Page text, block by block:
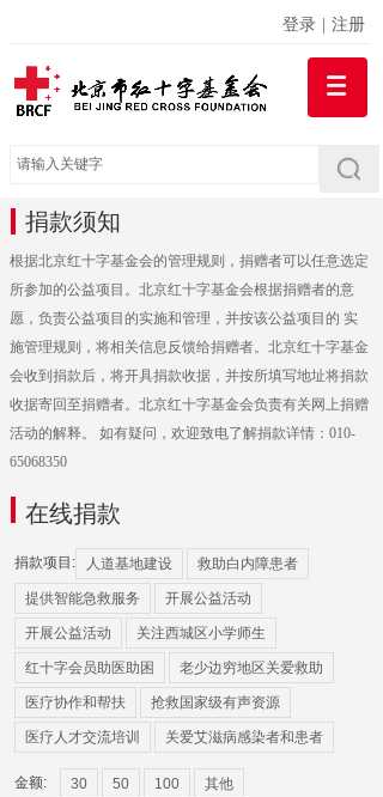
捐款须知
根据北京红十字基金会的管理规则，捐赠者可以任意选定
所参加的公益项目。北京红十字基金会根据捐赠者的意
愿，负责公益项目的实施和管理，并按该公益项目的 实
施管理规则，将相关信息反馈给捐赠者。北京红十字基金
会收到捐款后，将开具捐款收据，并按所填写地址将捐款
收据寄回至捐赠者。北京红十字基金会负责有关网上捐赠
活动的解释。 如有疑问，欢迎致电了解捐款详情：010-
65068350
在线捐款
捐款项目: 人道基地建设 救助白内障患者
提供智能急救服务 开展公益活动
开展公益活动 关注西城区小学师生
红十字会员助医助困 老少边穷地区关爱救助
医疗协作和帮扶 抢救国家级有声资源
医疗人才交流培训 关爱艾滋病感染者和患者
金额: 30 50 100 其他
登录 注册